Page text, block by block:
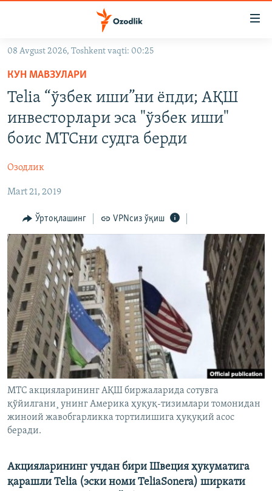
Асосий
навигацияга
ўтинг
Қидиришга
ўтинг
OZODVIDEO
OZODARXIV
На русском
ИЖТИМОИЙ ТАРМОҚЛАР
Озодлик бошқа тилларда
08 Avgust 2026, Toshkent vaqti: 00:25
КУН МАВЗУЛАРИ
Telia “ўзбек иши”ни ëпди; АҚШ
инвесторлари эса "ўзбек иши"
боис МТСни судга берди
Озодлик
Mart 21, 2019
Ўртоқлашинг VPNсиз ўқиш
МТС акцияларининг АҚШ биржаларида сотувга
қўйилгани¸ унинг Америка ҳуқуқ-тизимлари томонидан
жиноий жавобгарликка тортилишига ҳуқуқий асос
беради.
Акцияларининг учдан бири Швеция ҳукуматига
қарашли Telia (эски номи TeliaSonera) ширкати